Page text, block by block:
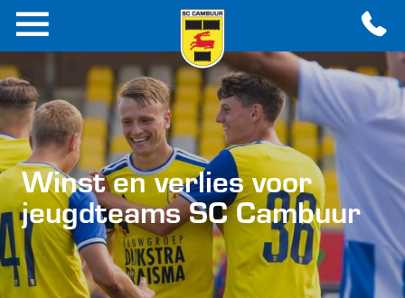
Winst en verlies voor
jeugdteams SC Cambuur